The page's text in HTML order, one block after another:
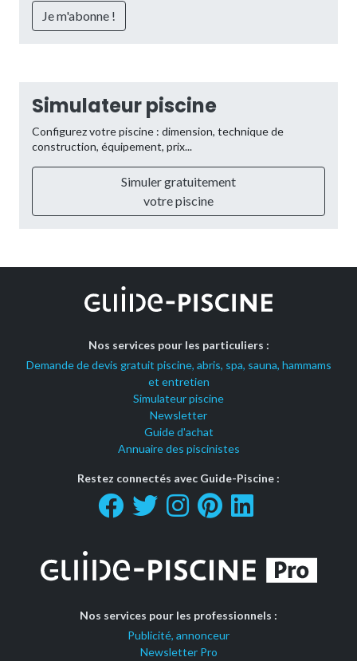
Simulateur piscine
Configurez votre piscine : dimension, technique de
construction, équipement, prix...
Simuler gratuitement
votre piscine
Nos services pour les particuliers :
Demande de devis gratuit piscine, abris, spa, sauna, hammams
et entretien
Simulateur piscine
Newsletter
Guide d'achat
Annuaire des piscinistes
Restez connectés avec Guide-Piscine :
Nos services pour les professionnels :
Publicité, annonceur
Newsletter Pro